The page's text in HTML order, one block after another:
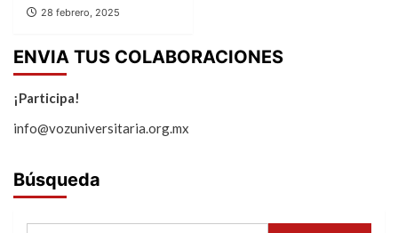
28 febrero, 2025
ENVIA TUS COLABORACIONES
¡Participa!
info@vozuniversitaria.org.mx
Búsqueda